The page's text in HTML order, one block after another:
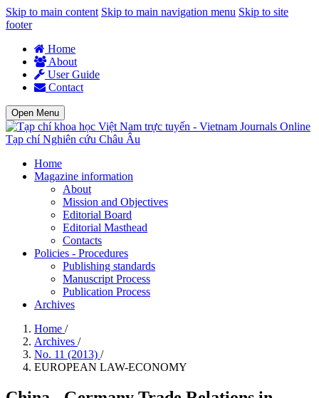
Skip to main content Skip to main navigation menu Skip to site
footer
Home
About
User Guide
Contact
Open Menu
Tạp chí Nghiên cứu Châu Âu
Home
Magazine information
About
Mission and Objectives
Editorial Board
Editorial Masthead
Contacts
Policies - Procedures
Publishing standards
Manuscript Process
Publication Process
Archives
Home /
Archives /
No. 11 (2013) /
EUROPEAN LAW-ECONOMY